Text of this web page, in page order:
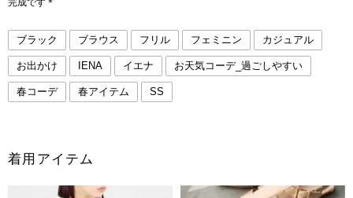
完成です＊
ブラック ブラウス フリル フェミニン カジュアル
お出かけ IENA イエナ お天気コーデ_過ごしやすい
春コーデ 春アイテム SS
着用アイテム